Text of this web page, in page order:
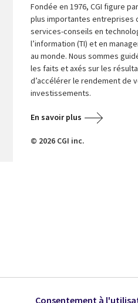
Fondée en 1976, CGI figure
plus importantes entreprises
services-conseils en
l’information (TI) et en
au monde. Nous sommes
les faits et axés sur les
d’accélérer le rendement de
investissements.
En savoir plus
© 2026 CGI inc.
Consentement à